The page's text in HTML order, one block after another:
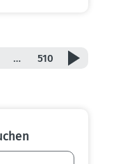
… 510